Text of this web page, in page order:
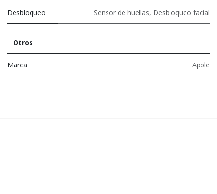
Desbloqueo Sensor de huellas, Desbloqueo facial
Otros
Marca Apple